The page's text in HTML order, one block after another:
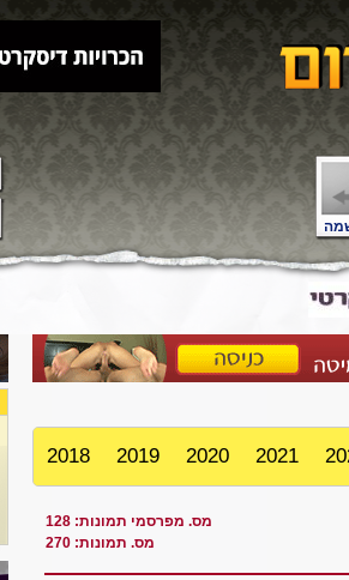
2018 2019 2020 2021
מס. מפרסמי תמונות: 128
מס. תמונות: 270